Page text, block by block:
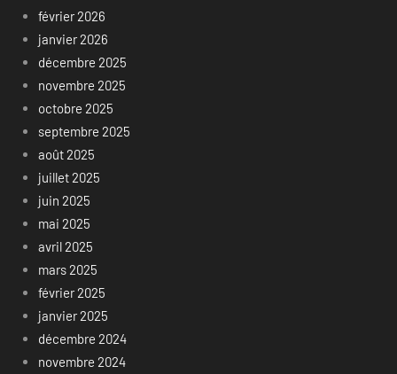
février 2026
janvier 2026
décembre 2025
novembre 2025
octobre 2025
septembre 2025
août 2025
juillet 2025
juin 2025
mai 2025
avril 2025
mars 2025
février 2025
janvier 2025
décembre 2024
novembre 2024